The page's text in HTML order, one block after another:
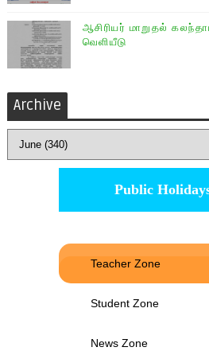
ஆசிரியர் மாறுதல்
வெளியீடு
Archive
Public
Teacher Zone
Student Zone
News Zone